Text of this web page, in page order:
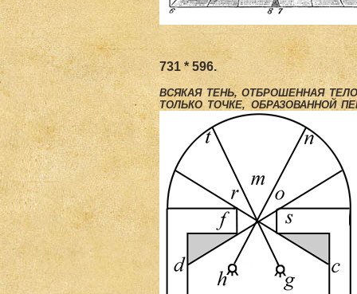
731 * 596.
ВСЯКАЯ ТЕНЬ, ОТБРОШЕННАЯ
ТОЛЬКО ТОЧКЕ, ОБРАЗОВАННОЙ